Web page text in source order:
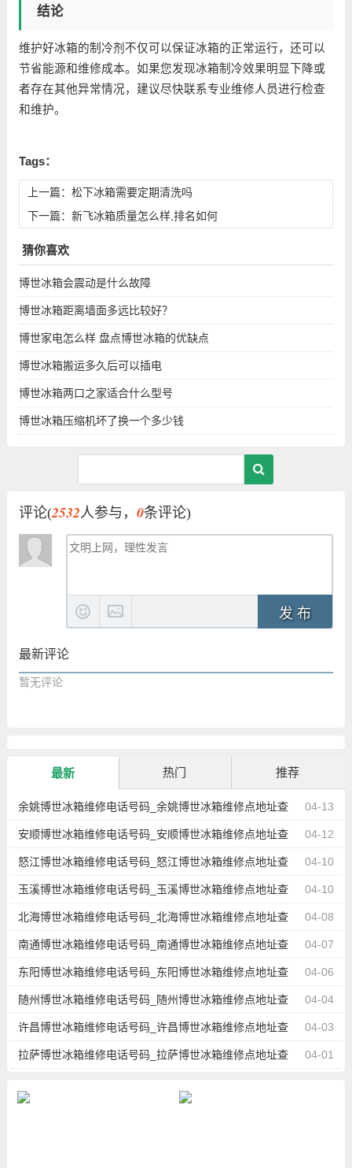
结论
维护好冰箱的制冷剂不仅可以保证冰箱的正常运行，还可以
节省能源和维修成本。如果您发现冰箱制冷效果明显下降或
者存在其他异常情况，建议尽快联系专业维修人员进行检查
和维护。
Tags：
上一篇： 松下冰箱需要定期清洗吗
下一篇： 新飞冰箱质量怎么样,排名如何
猜你喜欢
博世冰箱会震动是什么故障
博世冰箱距离墙面多远比较好？
博世家电怎么样 盘点博世冰箱的优缺点
博世冰箱搬运多久后可以插电
博世冰箱两口之家适合什么型号
博世冰箱压缩机坏了换一个多少钱
评论(2532人参与， 0条评论)
发 布
最新评论
暂无评论
最新 热门 推荐
04-13
余姚博世冰箱维修电话号码_余姚博世冰箱维修点地址查
询 04-12
安顺博世冰箱维修电话号码_安顺博世冰箱维修点地址查
询 04-10
怒江博世冰箱维修电话号码_怒江博世冰箱维修点地址查
询 04-10
玉溪博世冰箱维修电话号码_玉溪博世冰箱维修点地址查
询 04-08
北海博世冰箱维修电话号码_北海博世冰箱维修点地址查
询 04-07
南通博世冰箱维修电话号码_南通博世冰箱维修点地址查
询 04-06
东阳博世冰箱维修电话号码_东阳博世冰箱维修点地址查
询 04-04
随州博世冰箱维修电话号码_随州博世冰箱维修点地址查
询 04-03
许昌博世冰箱维修电话号码_许昌博世冰箱维修点地址查
询 04-01
拉萨博世冰箱维修电话号码_拉萨博世冰箱维修点地址查